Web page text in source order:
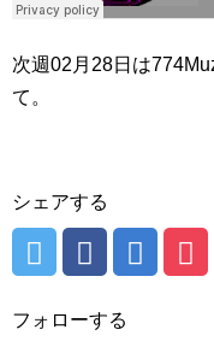
次週02月28日は
て。
シェアする
フォローする